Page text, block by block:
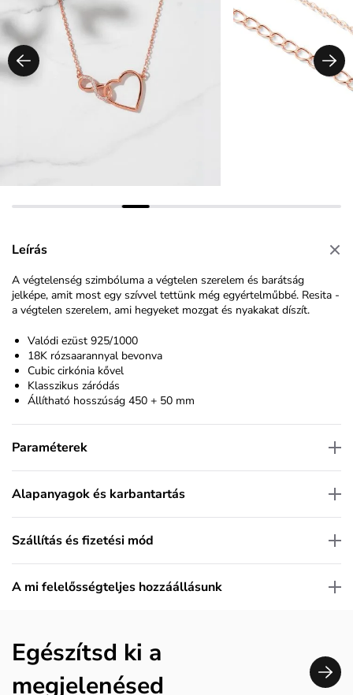
Leírás
A végtelenség szimbóluma a végtelen szerelem és barátság
jelképe, amit most egy szívvel tettünk még egyértelműbbé. Resita -
a végtelen szerelem, ami hegyeket mozgat és nyakakat díszít.
Valódi ezüst 925/1000
18K rózsaarannyal bevonva
Cubic cirkónia kővel
Klasszikus záródás
Állítható hosszúság 450 + 50 mm
Paraméterek
Alapanyagok és karbantartás
Szállítás és fizetési mód
A mi felelősségteljes hozzáállásunk
Egészítsd ki a
megjelenésed